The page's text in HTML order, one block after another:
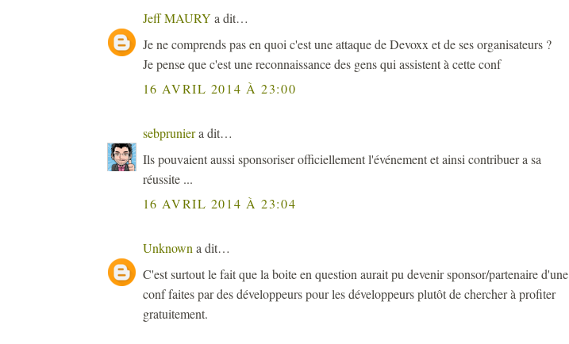
Jeff MAURY a dit…
Je ne comprends pas en quoi c'est une attaque de Devoxx et de ses organisateurs ?
Je pense que c'est une reconnaissance des gens qui assistent à cette conf
16 AVRIL 2014 À 23:00
sebpruniera dit…
Ils pouvaient aussi sponsoriser officiellement l'événement et ainsi contribuer a sa
réussite ...
16 AVRIL 2014 À 23:04
Unknowna dit…
C'est surtout le fait que la boite en question aurait pu devenir sponsor/partenaire d'une
conf faites par des développeurs pour les développeurs plutôt de chercher à profiter
gratuitement.